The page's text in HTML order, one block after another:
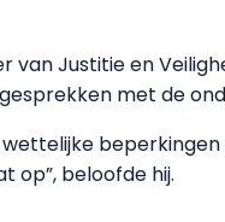
Justitie en
met de
op”, beloofde hij.